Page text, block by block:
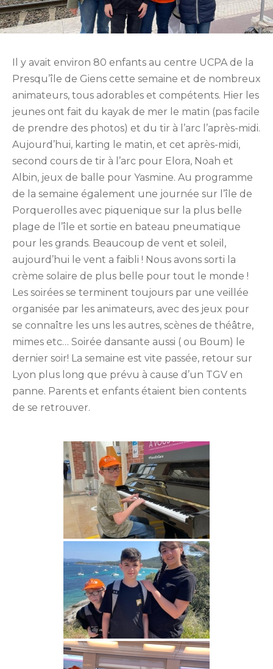
Il y avait environ 80 enfants au centre UCPA de la
Presqu’île de Giens cette semaine et de nombreux
animateurs, tous adorables et compétents. Hier les
jeunes ont fait du kayak de mer le matin (pas facile
de prendre des photos) et du tir à l’arc l’après-midi.
Aujourd’hui, karting le matin, et cet après-midi,
second cours de tir à l’arc pour Elora, Noah et
Albin, jeux de balle pour Yasmine. Au programme
de la semaine également une journée sur l’île de
Porquerolles avec piquenique sur la plus belle
plage de l’île et sortie en bateau pneumatique
pour les grands. Beaucoup de vent et soleil,
aujourd’hui le vent a faibli ! Nous avons sorti la
crème solaire de plus belle pour tout le monde !
Les soirées se terminent toujours par une veillée
organisée par les animateurs, avec des jeux pour
se connaître les uns les autres, scènes de théâtre,
mimes etc… Soirée dansante aussi ( ou Boum) le
dernier soir! La semaine est vite passée, retour sur
Lyon plus long que prévu à cause d’un TGV en
panne. Parents et enfants étaient bien contents
de se retrouver.